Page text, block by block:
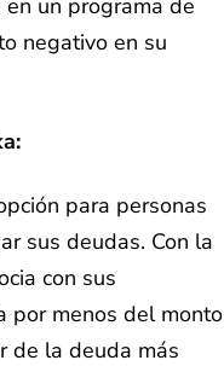
negativo en su
para personas
sus deudas. Con la
con sus
por menos del monto
de la deuda más